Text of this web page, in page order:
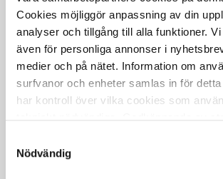
Cookies möjliggör anpassning av din
analyser och tillgång till alla funktioner.
även för personliga annonser i
medier och på nätet. Information om
surfvanor och enheter samlas in för
har kontroll över vilka cookies som
länder utanför EU med olika
att godkänna samtycker du till sådana
Nödvändig
Med kullrigt huvud och PH-spår
Delta Magni